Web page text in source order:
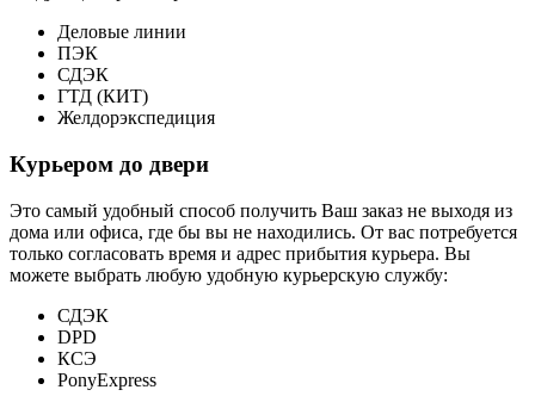
Деловые линии
ПЭК
СДЭК
ГТД (КИТ)
Желдорэкспедиция
Курьером до двери
Это самый удобный способ получить Ваш заказ не выходя из
дома или офиса, где бы вы не находились. От вас потребуется
только согласовать время и адрес прибытия курьера. Вы
можете выбрать любую удобную курьерскую службу:
СДЭК
DPD
КСЭ
PonyExpress